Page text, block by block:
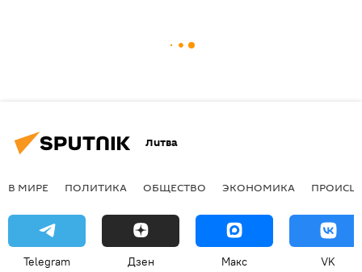
Литва
В МИРЕ ПОЛИТИКА ОБЩЕСТВО ЭКОНОМИКА
Telegram Дзен Макс VK